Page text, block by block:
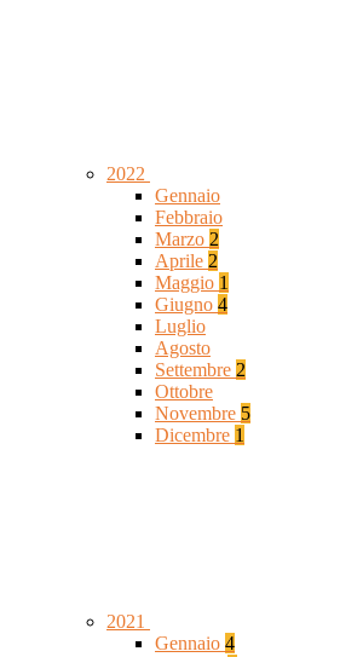
2022
Gennaio
Febbraio
Marzo 2
Aprile 2
Maggio 1
Giugno 4
Luglio
Agosto
Settembre 2
Ottobre
Novembre 5
Dicembre 1
2021
Gennaio 4